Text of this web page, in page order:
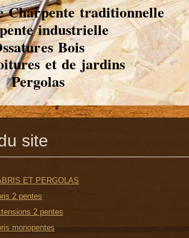
Charpente traditionnelle
industrielle
Bois
et de jardins
Pergolas
site
ET PERGOLAS
2 pentes
2 pentes
monopentes